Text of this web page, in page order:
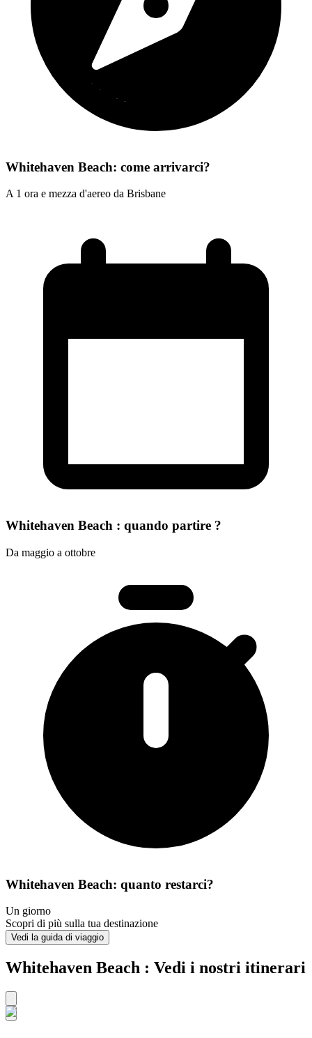
Whitehaven Beach: come arrivarci?
A 1 ora e mezza d'aereo da Brisbane
Whitehaven Beach : quando partire ?
Da maggio a ottobre
Whitehaven Beach: quanto restarci?
Un giorno
Scopri di più sulla tua destinazione
Vedi la guida di viaggio
Whitehaven Beach : Vedi i nostri itinerari